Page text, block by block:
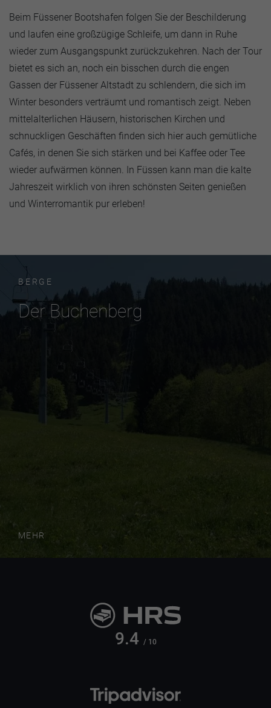
Beim Füssener Bootshafen folgen Sie der Beschilderung
und laufen eine großzügige Schleife, um dann in Ruhe
wieder zum Ausgangspunkt zurückzukehren. Nach der Tour
bietet es sich an, noch ein bisschen durch die engen
Gassen der Füssener Altstadt zu schlendern, die sich im
Winter besonders verträumt und romantisch zeigt. Neben
mittelalterlichen Häusern, historischen Kirchen und
schnuckligen Geschäften finden sich hier auch gemütliche
Cafés, in denen Sie sich stärken und bei Kaffee oder Tee
wieder aufwärmen können. In Füssen kann man die kalte
Jahreszeit wirklich von ihren schönsten Seiten genießen
und Winterromantik pur erleben!
BERGE
Der Buchenberg
MEHR
9.4 / 10